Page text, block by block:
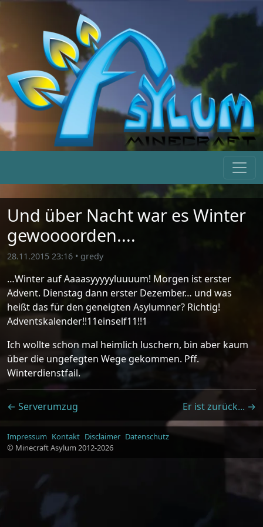
Und über Nacht war es Winter
gewoooorden....
28.11.2015 23:16 • gredy
…Winter auf Aaaasyyyyyluuuum! Morgen ist erster
Advent. Dienstag dann erster Dezember… und was
heißt das für den geneigten Asylumner? Richtig!
Adventskalender!!11einself11!!1
Ich wollte schon mal heimlich luschern, bin aber kaum
über die ungefegten Wege gekommen. Pff.
Winterdienstfail.
← Serverumzug Er ist zurück... →
Impressum Kontakt Disclaimer Datenschutz
© Minecraft Asylum 2012-2026